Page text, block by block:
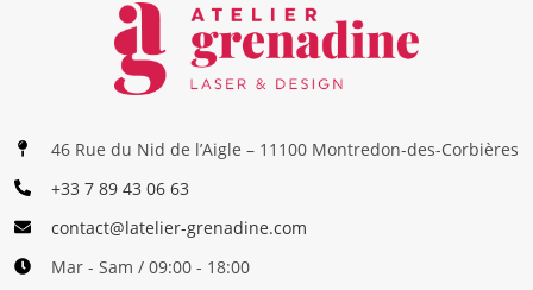
46 Rue du Nid de l’Aigle – 11100 Montredon-des-Corbières
+33 7 89 43 06 63
contact@latelier-grenadine.com
Mar - Sam / 09:00 - 18:00